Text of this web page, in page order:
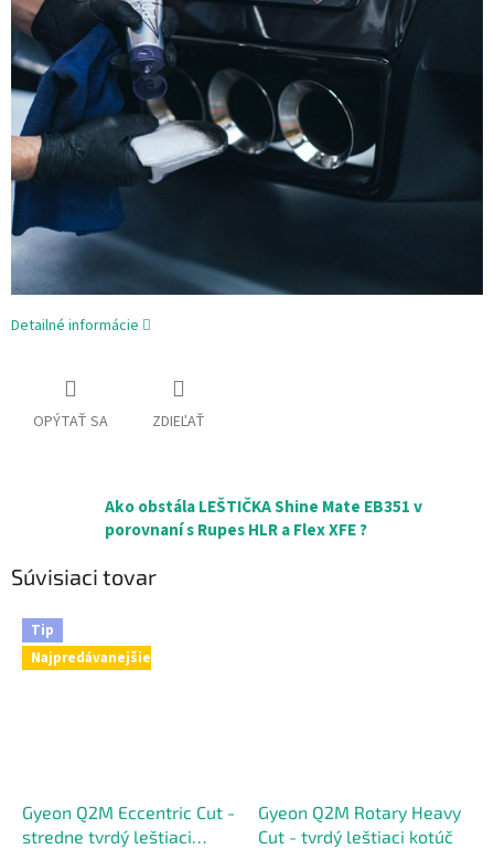
Detailné informácie
OPÝTAŤ SA ZDIEĽAŤ
Ako obstála LEŠTIČKA Shine Mate EB351 v
porovnaní s Rupes HLR a Flex XFE ?
Súvisiaci tovar
Tip
Najpredávanejšie
Gyeon Q2M Eccentric Cut -
stredne tvrdý leštiaci
Gyeon Q2M Rotary Heavy
Cut - tvrdý leštiaci kotúč